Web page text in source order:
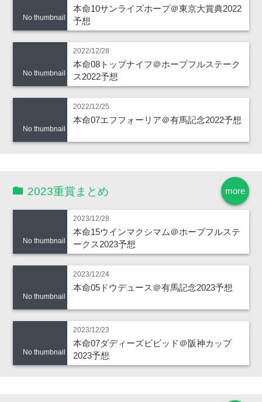
No thumbnail
本命10サンライズホープ＠東京大賞典2022
予想
No thumbnail
2022/12/28
本命08トップナイフ＠ホープフルステーク
ス2022予想
No thumbnail
2022/12/25
本命07エフフォーリア＠有馬記念2022予想
more
2023重賞まとめ
No thumbnail
2023/12/28
本命15ウインマクシマム＠ホープフルステ
ークス2023予想
No thumbnail
2023/12/24
本命05ドウデュース＠有馬記念2023予想
No thumbnail
2023/12/23
本命07ダディーズビビッド＠阪神カップ
2023予想